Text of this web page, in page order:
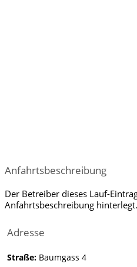
Anfahrtsbeschreibung
Der Betreiber dieses Lauf-
Anfahrtsbeschreibung hinterlegt.
Adresse
Straße: Baumgass 4